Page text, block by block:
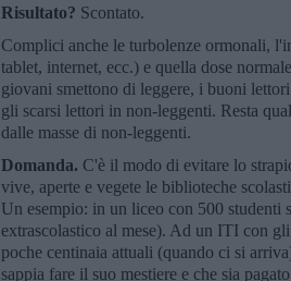
Risultato? Scontato.
Complici anche le turbolenze ormonali,
tablet, internet, ecc.) e quella dose
giovani smettono di leggere, i buoni
gli scarsi lettori in non-leggenti. Resta
dalle masse di non-leggenti.
Domanda. C'è il modo di evitare lo
vive, aperte e vegete le biblioteche
Un esempio: in un liceo con 500
extrascolastico al mese). Ad un ITI con
poche centinaia attuali (quando ci si
sappia fare il suo mestiere e che sia